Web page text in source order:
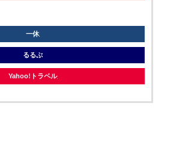
一休
るるぶ
Yahoo!トラベル